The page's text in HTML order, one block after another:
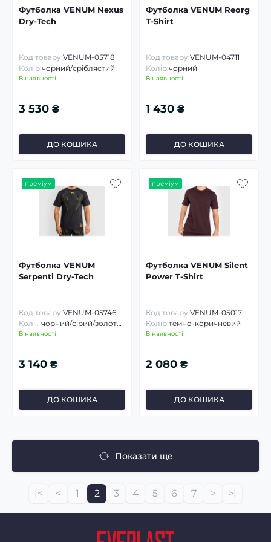
Футболка VENUM Nexus
Dry-Tech
Код товару:VENUM-05718
Колір:чорний/сріблястий
В наявності
3 530 ₴
ДО КОШИКА
Футболка VENUM Reorg
T-Shirt
Код товару:VENUM-04711
Колір:чорний
В наявності
1 430 ₴
ДО КОШИКА
преміум
Футболка VENUM
Serpenti Dry-Tech
Код товару:VENUM-05746
чорний/сірий/золотий
В наявності
3 140 ₴
ДО КОШИКА
преміум
Футболка VENUM Silent
Power T-Shirt
Код товару:VENUM-05017
Колір:темно-коричневий
В наявності
2 080 ₴
ДО КОШИКА
Показати ще
|< < 1 2 3 4 5 6 7 > >|